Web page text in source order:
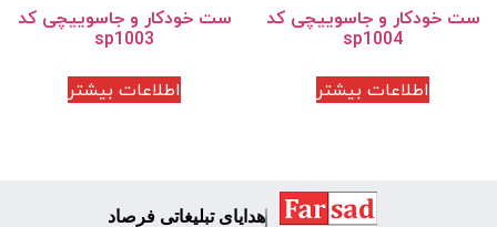
ست خودکار و جاسوییچی کد
sp1004
اطلاعات بیشتر
ست خودکار و جاسوییچی کد
sp1003
اطلاعات بیشتر
هدایای تبلیغاتی فرصاد